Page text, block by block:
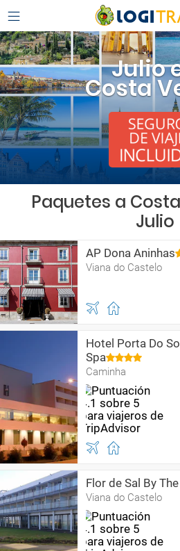
Julio
Costa
Paquetes a
Julio
AP Dona Aninhas
Viana do Castelo
Hotel Porta Do
Spa
Caminha
Flor de Sal By
Viana do Castelo